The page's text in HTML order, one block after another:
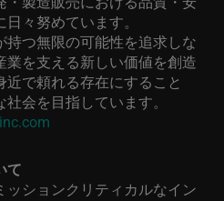
々努めています。
持つ無限の可能性を追求しな
業を支える新しい価値を創造
近で頼れる存在にすること
会を目指しています。
て
ッションクリティカルなイン